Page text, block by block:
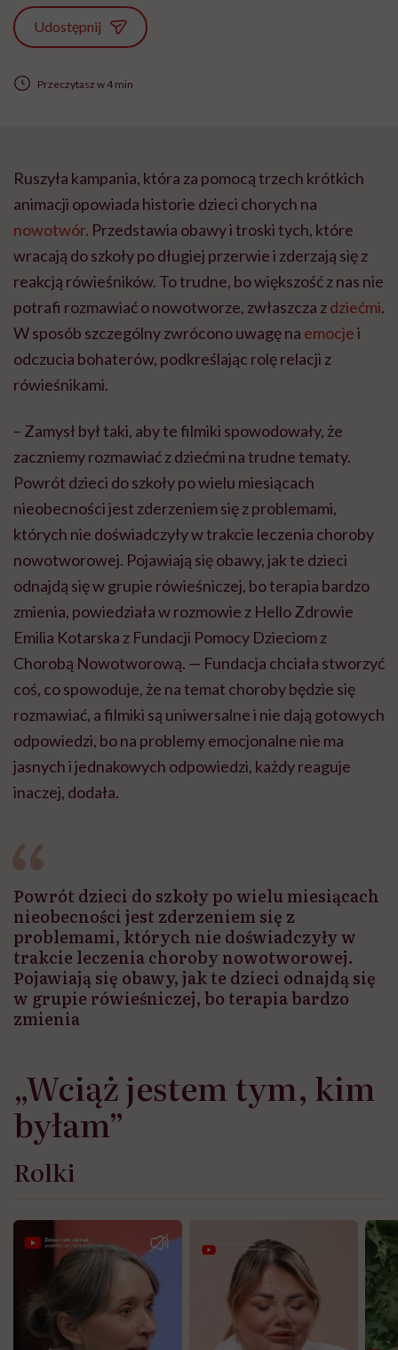
Udostępnij
Przeczytasz w 4 min
Ruszyła kampania, która za pomocą trzech krótkich
animacji opowiada historie dzieci chorych na
nowotwór. Przedstawia obawy i troski tych, które
wracają do szkoły po długiej przerwie i zderzają się z
reakcją rówieśników. To trudne, bo większość z nas nie
potrafi rozmawiać o nowotworze, zwłaszcza zdziećmi.
W sposób szczególny zwrócono uwagę na emocjei
odczucia bohaterów, podkreślając rolę relacji z
rówieśnikami.
– Zamysł był taki, aby te filmiki spowodowały, że
zaczniemy rozmawiać z dziećmi na trudne tematy.
Powrót dzieci do szkoły po wielu miesiącach
nieobecności jest zderzeniem się z problemami,
których nie doświadczyły w trakcie leczenia choroby
nowotworowej. Pojawiają się obawy, jak te dzieci
odnajdą się w grupie rówieśniczej, bo terapia bardzo
zmienia, powiedziała w rozmowie z Hello Zdrowie
Emilia Kotarska z Fundacji Pomocy Dzieciom z
Chorobą Nowotworową. — Fundacja chciała stworzyć
coś, co spowoduje, że na temat choroby będzie się
rozmawiać, a filmiki są uniwersalne i nie dają gotowych
odpowiedzi, bo na problemy emocjonalne nie ma
jasnych i jednakowych odpowiedzi, każdy reaguje
inaczej, dodała.
Powrót dzieci do szkoły po wielu miesiącach
nieobecności jest zderzeniem się z
problemami, których nie doświadczyły w
trakcie leczenia choroby nowotworowej.
Pojawiają się obawy, jak te dzieci odnajdą się
w grupie rówieśniczej, bo terapia bardzo
zmienia
„Wciąż jestem tym, kim
byłam”
Rolki